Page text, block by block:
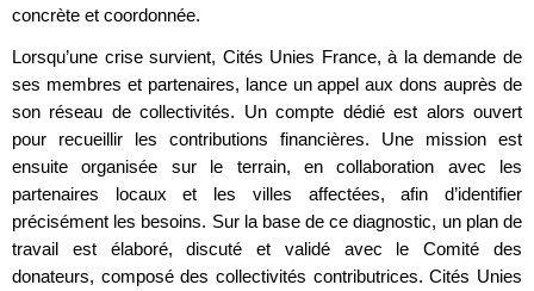
concrète et coordonnée.
Lorsqu’une crise survient, Cités Unies France, à la demande de
ses membres et partenaires, lance un appel aux dons auprès de
son réseau de collectivités. Un compte dédié est alors ouvert
pour recueillir les contributions financières. Une mission est
ensuite organisée sur le terrain, en collaboration avec les
partenaires locaux et les villes affectées, afin d’identifier
précisément les besoins. Sur la base de ce diagnostic, un plan de
travail est élaboré, discuté et validé avec le Comité des
donateurs, composé des collectivités contributrices. Cités Unies